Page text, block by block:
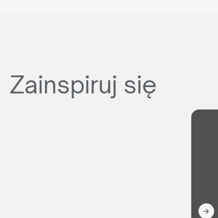
Zainspiruj się
ZAPYTAJ GDZIE KUPIĆ